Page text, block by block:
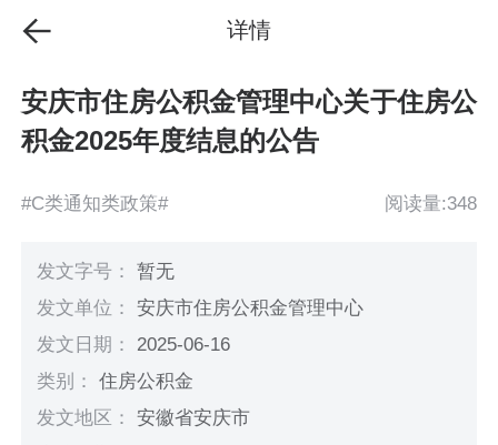
详情
安庆市住房公积金管理中心关于住房公
积金2025年度结息的公告
#C类通知类政策# 阅读量:348
发文字号：暂无
发文单位：安庆市住房公积金管理中心
发文日期： 2025-06-16
类别：住房公积金
发文地区：安徽省安庆市